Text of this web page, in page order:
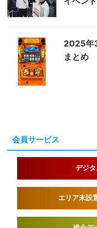
2025年
まとめ
会員サービス
デジ
エリア未設